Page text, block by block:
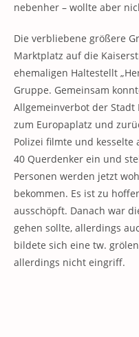
nebenher – wollte aber
Die verbliebene größere
Marktplatz auf die
ehemaligen Haltestellt
Gruppe. Gemeinsam
Allgemeinverbot der
zum Europaplatz und
Polizei filmte und kesselte
40 Querdenker ein und
Personen werden jetzt
bekommen. Es ist zu
ausschöpft. Danach war
gehen sollte, allerdings
bildete sich eine tw.
allerdings nicht eingriff.